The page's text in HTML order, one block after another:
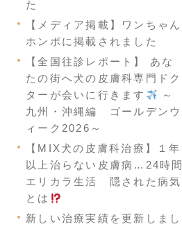
た
【メディア掲載】ワンちゃん
ホンポに掲載されました
【全国往診レポート】 あな
たの街へ犬の皮膚科専門ドク
ターが会いに行きます
～
九州・沖縄編 ゴールデンウ
ィーク2026～
【MIX犬の皮膚科治療】１年
以上治らない皮膚病…24時間
エリカラ生活 隠された病気
とは
新しい治療実績を更新しまし